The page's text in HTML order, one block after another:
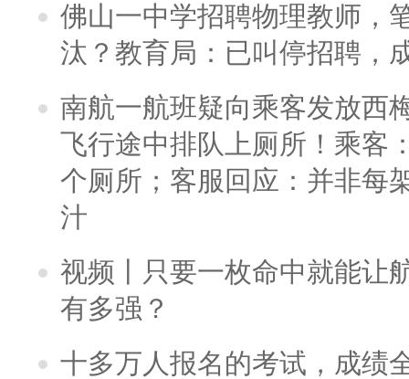
佛山一中学招聘物理教师，
汰？教育局：已叫停招聘，
南航一航班疑向乘客发放西
飞行途中排队上厕所！乘客
个厕所；客服回应：并非每
汁
视频丨只要一枚命中就能让
有多强？
十多万人报名的考试，成绩